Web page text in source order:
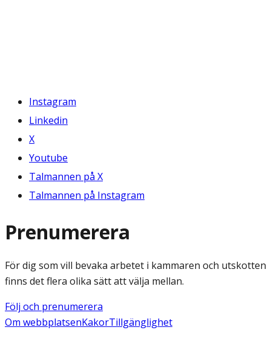
Instagram
Linkedin
X
Youtube
Talmannen på X
Talmannen på Instagram
Prenumerera
För dig som vill bevaka arbetet i kammaren och utskotten
finns det flera olika sätt att välja mellan.
Följ och prenumerera
Om webbplatsenKakorTillgänglighet